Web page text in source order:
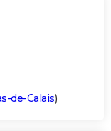
de-Calais)